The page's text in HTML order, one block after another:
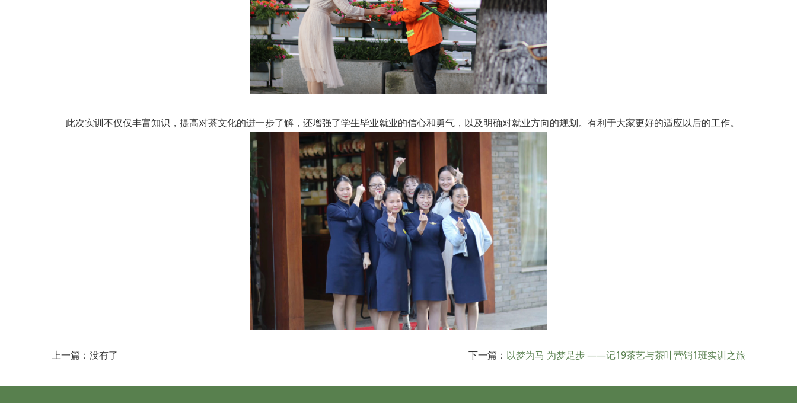
此次实训不仅仅丰富知识，提高对茶文化的进一步了解，还增强了学生毕业就业的信心和勇气，以及明确对就业方向的规划。有利于大家更好的适应以后的工作。
上一篇：没有了 下一篇： 以梦为马 为梦足步 ——记19茶艺与茶叶营销1班实训之旅